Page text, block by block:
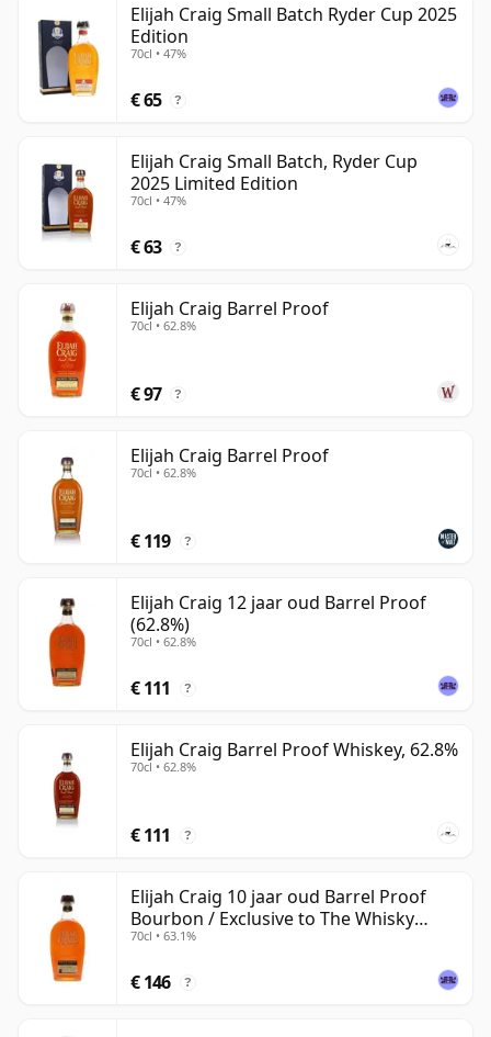
Elijah Craig Small Batch Ryder Cup 2025
Edition
70cl • 47%
€ 65 ?
Elijah Craig Small Batch, Ryder Cup
2025 Limited Edition
70cl • 47%
€ 63 ?
Elijah Craig Barrel Proof
70cl • 62.8%
€ 97 ?
Elijah Craig Barrel Proof
70cl • 62.8%
€ 119 ?
Elijah Craig 12 jaar oud Barrel Proof
(62.8%)
70cl • 62.8%
€ 111 ?
Elijah Craig Barrel Proof Whiskey, 62.8%
70cl • 62.8%
€ 111 ?
Elijah Craig 10 jaar oud Barrel Proof
Bourbon / Exclusive to The Whisky
Exchange
70cl • 63.1%
€ 146 ?